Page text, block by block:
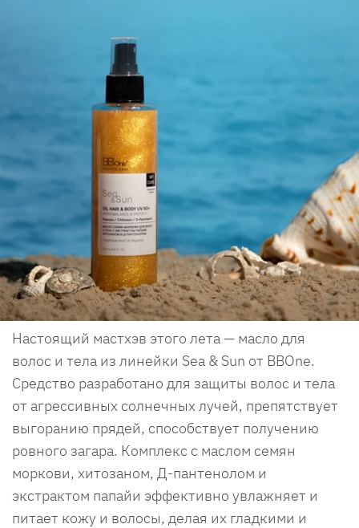
Настоящий мастхэв этого лета — масло для
волос и тела из линейки Sea & Sun от BBOne.
Средство разработано для защиты волос и тела
от агрессивных солнечных лучей, препятствует
выгоранию прядей, способствует получению
ровного загара. Комплекс с маслом семян
моркови, хитозаном, Д-пантенолом и
экстрактом папайи эффективно увлажняет и
питает кожу и волосы, делая их гладкими и